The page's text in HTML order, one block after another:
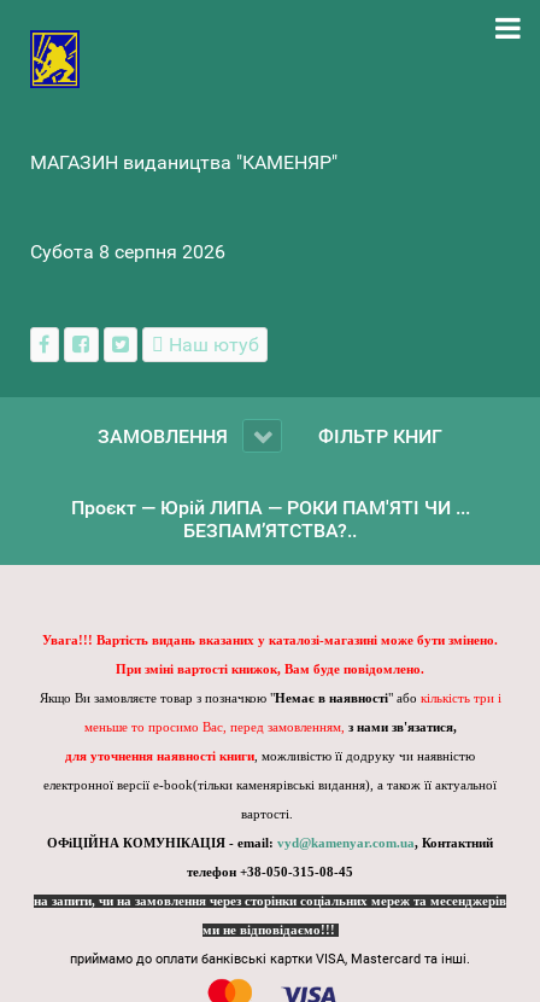
МАГАЗИН видаництва "КАМЕНЯР"
Субота 8 серпня 2026
Наш ютуб
ЗАМОВЛЕННЯ ФІЛЬТР КНИГ
Проєкт — Юрій ЛИПА — РОКИ ПАМ'ЯТІ ЧИ ...
БЕЗПАМ’ЯТСТВА?..
Увага!!! Вартість видань вказаних у каталозі-магазині може бути змінено.
При зміні вартості книжок, Вам буде повідомлено.
Якщо Ви замовляєте товар з позначкою "Немає в наявності" або кількість три і
меньше то просимо Вас, перед замовленням, з нами зв'язатися,
для уточнення наявності книги , можливістю її додруку чи наявністю
електронної версії e-book(тільки каменярівські видання), а також її актуальної
вартості.
ОФіЦІЙНА КОМУНІКАЦІЯ - email: vyd@kamenyar.com.ua, Контактний
телефон +38-050-315-08-45
на запити, чи на замовлення через сторінки соціальних мереж та месенджерів
ми не відповідаємо!!!
приймамо до оплати банківські картки VISA, Mastercard та інші.